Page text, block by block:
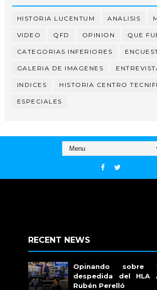
HISTORIA LUCENTUM ANALISIS
VIDEO QFD OPINION QUE
CATEGORIAS INFERIORES
GALERIA DE IMAGENES
INDICES HISTORIA CENTRO
ESPECIALES
RECENT NEWS
Opinando
despedida del HLA
Rubén Perelló